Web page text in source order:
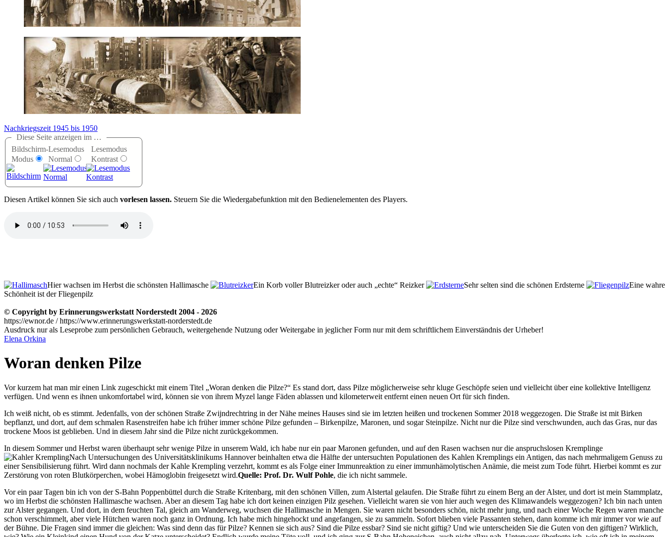
Nachkriegszeit 1945 bis 1950
Diese Seite anzeigen im …
Bildschirm-
Modus
Lesemodus
Normal
Lesemodus
Kontrast
Diesen Artikel können Sie sich auch vorlesen lassen. Steuern Sie die Wiedergabefunktion mit den Bedienelementen des Players.
Hier wachsen im Herbst die schönsten Hallimasche Ein Korb voller Blutreizker oder auch „echte“ Reizker Sehr selten sind die schönen Erdsterne
Eine wahre
Schönheit ist der Fliegenpilz
© Copyright by Erinnerungswerkstatt Norderstedt 2004 - 2026
https://ewnor.de / https://www.erinnerungswerkstatt-norderstedt.de
Ausdruck nur als Leseprobe zum persönlichen Gebrauch, weitergehende Nutzung oder Weitergabe in jeglicher Form nur mit dem schriftlichem Einverständnis der Urheber!
Elena Orkina
Woran denken Pilze
Vor kurzem hat man mir einen Link zugeschickt mit einem Titel Woran denken die Pilze?
Es stand dort, dass Pilze möglicherweise sehr kluge Geschöpfe seien und vielleicht über eine kollektive Intelligenz
verfügen. Und wenn es ihnen unkomfortabel wird, können sie von ihrem Myzel lange Fäden ablassen und kilometerweit entfernt einen neuen Ort für sich finden.
Ich weiß nicht, ob es stimmt. Jedenfalls, von der schönen Straße Zwijndrechtring in der Nähe meines Hauses sind sie im letzten heißen und trockenen Sommer 2018 weggezogen. Die Straße ist mit Birken
bepflanzt, und dort, auf dem schmalen Rasenstreifen habe ich früher immer schöne Pilze gefunden – Birkenpilze, Maronen, und sogar Steinpilze. Nicht nur die Pilze sind verschwunden, auch das Gras, nur das
trockene Moos ist geblieben. Und in diesem Jahr sind die Pilze nicht zurückgekommen.
In diesem Sommer und Herbst waren überhaupt sehr wenige Pilze in unserem Wald, ich habe nur ein paar Maronen gefunden, und auf den Rasen wachsen nur die anspruchslosen Kremplinge
Nach Untersuchungen des Universitätsklinikums Hannover beinhalten etwa die Hälfte der untersuchten Populationen des Kahlen Kremplings ein Antigen, das nach mehrmaligem Genuss zu
einer Sensibilisierung führt. Wird dann nochmals der Kahle Krempling verzehrt, kommt es als Folge einer Immunreaktion zu einer immunhämolytischen Anämie, die meist zum Tode führt. Hierbei kommt es zur
Zerstörung von roten Blutkörperchen, wobei Hämoglobin freigesetzt wird.Quelle: Prof. Dr. Wulf Pohle, die ich nicht sammele.
Vor ein paar Tagen bin ich von der S-Bahn Poppenbüttel durch die Straße Kritenbarg, mit den schönen Villen, zum Alstertal gelaufen. Die Straße führt zu einem Berg an der Alster, und dort ist mein Stammplatz,
wo im Herbst die schönsten Hallimasche wachsen. Aber an diesem Tag habe ich dort keinen einzigen Pilz gesehen. Vielleicht waren sie von hier auch wegen des Klimawandels weggezogen? Ich bin nach unten
zur Alster gegangen. Und dort, in dem feuchten Tal, gleich am Wanderweg, wuchsen die Hallimasche in Mengen. Sie waren nicht besonders schön, nicht mehr jung, und nach einer Woche Regen waren manche
schon verschimmelt, aber viele Hütchen waren noch ganz in Ordnung. Ich habe mich hingehockt und angefangen, sie zu sammeln. Sofort blieben viele Passanten stehen, dann komme ich mir immer vor wie auf
der Bühne. Die Fragen sind immer die gleichen: Was sind denn das für Pilze? Kennen sie sich aus? Sind die Pilze essbar? Sind sie nicht giftig? Und wie unterscheiden Sie die Guten von den giftigen? Wirklich,